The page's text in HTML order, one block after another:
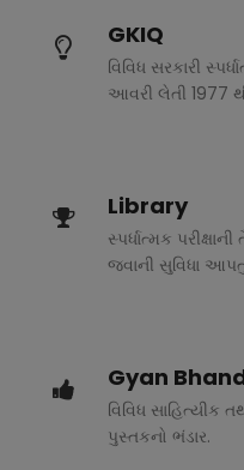
GKIQ
વિવિધ સરકારી
આવરી લેતી 1977
Library
સ્પર્ધાત્મક
જવાની સુવિધા
Gyan
વિવિધ સાહિત્યીક
પુસ્તકનો ભંડાર.